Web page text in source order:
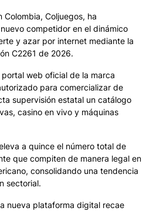
Colombia, Coljuegos, ha
competidor en el dinámico
y azar por internet mediante la
C2261 de 2026.
web oficial de la marca
para comercializar de
supervisión estatal un catálogo
casino en vivo y máquinas
a quince el número total de
que compiten de manera legal en
consolidando una tendencia
sectorial.
nueva plataforma digital recae